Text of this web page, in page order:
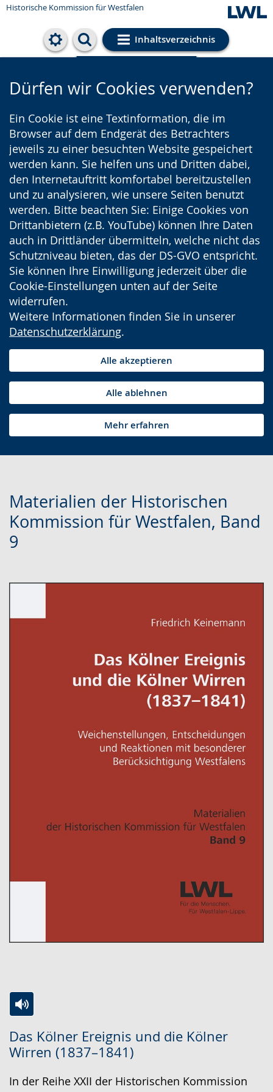
Historische Kommission für Westfalen
Inhaltsverzeichnis
Cookie-Einstellungen
Dürfen wir Cookies verwenden?
Ein Cookie ist eine Textinformation, die im
Browser auf dem Endgerät des Betrachters
jeweils zu einer besuchten Website gespeichert
werden kann. Sie helfen uns und Dritten dabei,
den Internetauftritt komfortabel bereitzustellen
und zu analysieren, wie unsere Seiten benutzt
werden. Bitte beachten Sie: Einige Cookies von
Drittanbietern (z.B. YouTube) können Ihre Daten
auch in Drittländer übermitteln, welche nicht das
Schutzniveau bieten, das der DS-GVO entspricht.
Sie können Ihre Einwilligung jederzeit über die
Cookie-Einstellungen unten auf der Seite
widerrufen.
Weitere Informationen finden Sie in unserer
Datenschutzerklärung.
Alle akzeptieren
Alle ablehnen
Mehr erfahren
Materialien der Historischen
Kommission für Westfalen, Band
9
Das Kölner Ereignis und die Kölner
Wirren (1837–1841)
Leichten
Sprache
wechseln.
Audio-
Unterstützung.
Video
in
Deutscher
In der Reihe XXII der Historischen Kommission